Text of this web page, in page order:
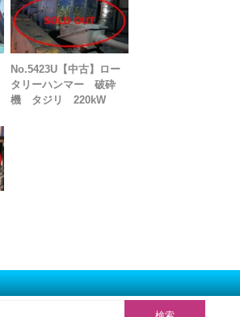
No.5423U【中古】ロー
タリーハンマー 破砕
機 タジリ 220kW